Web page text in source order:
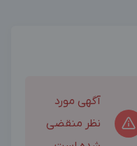
آگهی مورد
نظر منقضی